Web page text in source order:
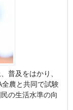
普及をはかり、
農と共同で試験
の生活水準の向